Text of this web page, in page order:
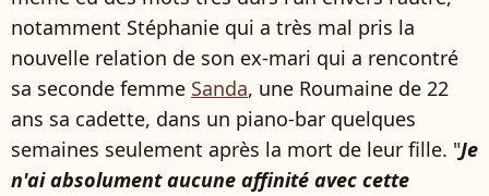
notamment Stéphanie qui a très mal pris la
nouvelle relation de son ex-mari qui a rencontré
sa seconde femme Sanda, une Roumaine de 22
ans sa cadette, dans un piano-bar quelques
semaines seulement après la mort de leur fille. "Je
n'ai absolument aucune affinité avec cette